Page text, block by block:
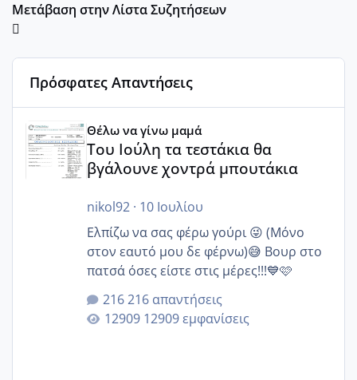
Μετάβαση στην Λίστα Συζητήσεων
Πρόσφατες Απαντήσεις
Θέλω να γίνω μαμά
Του Ιούλη τα τεστάκια θα
βγάλουνε χοντρά μπουτάκια
nikol92· 10 Ιουλίου
Ελπίζω να σας φέρω γούρι 😜 (Μόνο
στον εαυτό μου δε φέρνω)😅 Βουρ στο
πατσά όσες είστε στις μέρες!!!💙🩷
216 απαντήσεις
12909 εμφανίσεις